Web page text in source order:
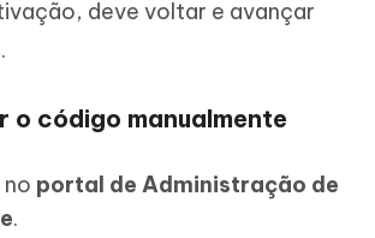
deve voltar e avançar
o código manualmente
no portal de Administração de
.